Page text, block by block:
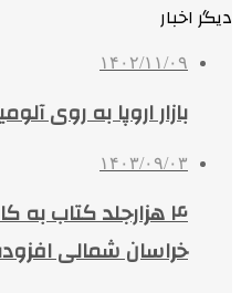
دیگر اخبار
۱۴۰۲/۱۱/۰۹
بازار اروپا به روی
۱۴۰۳/۰۹/۰۳
۴ هزارجلد کتاب
خراسان شمالی